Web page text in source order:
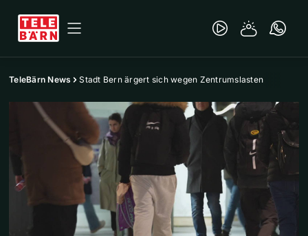
TeleBärn News Stadt Bern ärgert sich wegen Zentrumslasten